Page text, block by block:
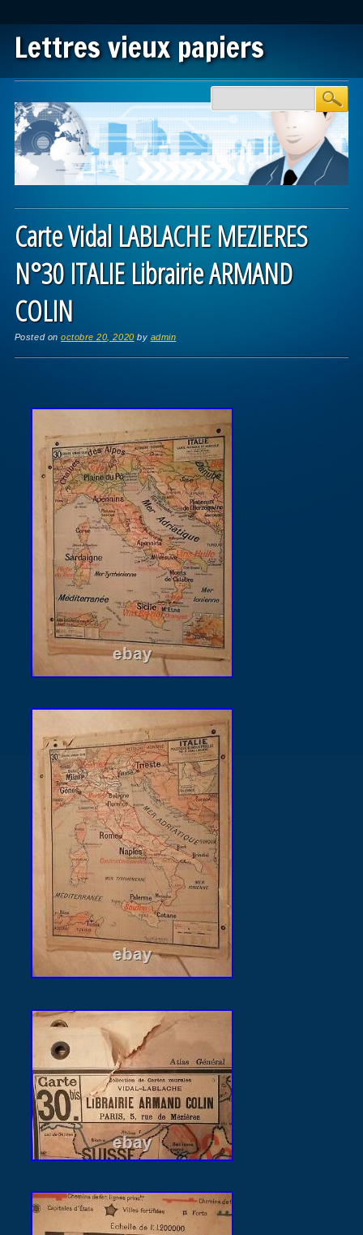
Lettres vieux papiers
Main menu
Carte Vidal LABLACHE MEZIERES
N°30 ITALIE Librairie ARMAND
COLIN
Posted onoctobre 20, 2020 by admin